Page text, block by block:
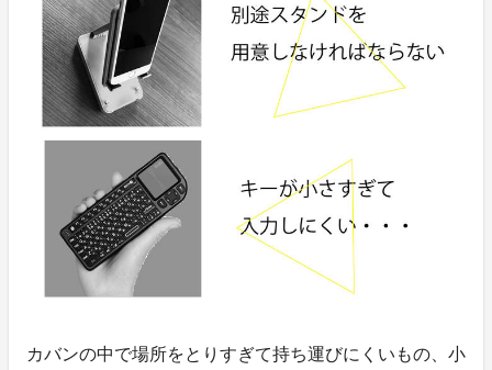
カバンの中で場所をとりすぎて持ち運びにくいもの、小